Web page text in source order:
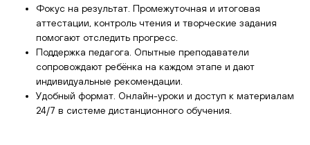
Фокус на результат. Промежуточная и итоговая
аттестации, контроль чтения и творческие задания
помогают отследить прогресс.
Поддержка педагога. Опытные преподаватели
сопровождают ребёнка на каждом этапе и дают
индивидуальные рекомендации.
Удобный формат. Онлайн-уроки и доступ к материалам
24/7 в системе дистанционного обучения.